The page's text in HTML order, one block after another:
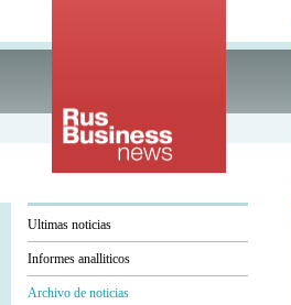
Ultimas noticias
Informes analliticos
Archivo de noticias